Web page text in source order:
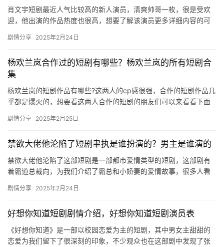
肖文宇短剧最近人气比较高的新人演员，清爽帅哥一枚，很是受欢
迎，他出演的作品热度也很高，想要了解该演员更多详细内容的可
…
剧情分享 2025年2月24日
杨欢兰岚合作过的短剧有哪些？杨欢兰岚的所有短剧合
集
杨欢兰岚的短剧作品有哪些?这两人的cp感很强，合作的短剧作品几
乎都是爆火的，想要看这两人合作的短剧的朋友们可以来看看下面
剧情分享 2025年2月25日
禁欲大佬他沦陷了短剧聿执是谁扮演的？男主是谁演的
禁欲大佬他沦陷了这部短剧是一部都市爱情类型的短剧，这部剧有
着霸道总裁向，为我们介绍了霸总和小娇妻的爱情故事，很多人看
欲大…
剧情分享 2025年2月24日
好想你知道短剧剧情介绍，好想你知道短剧演员表
《好想你知道》是一部以校园恋爱为主的短剧，其中男女主甜甜的
恋爱为我们留下了很深刻的印象，不少观众也在这部剧中发现了张